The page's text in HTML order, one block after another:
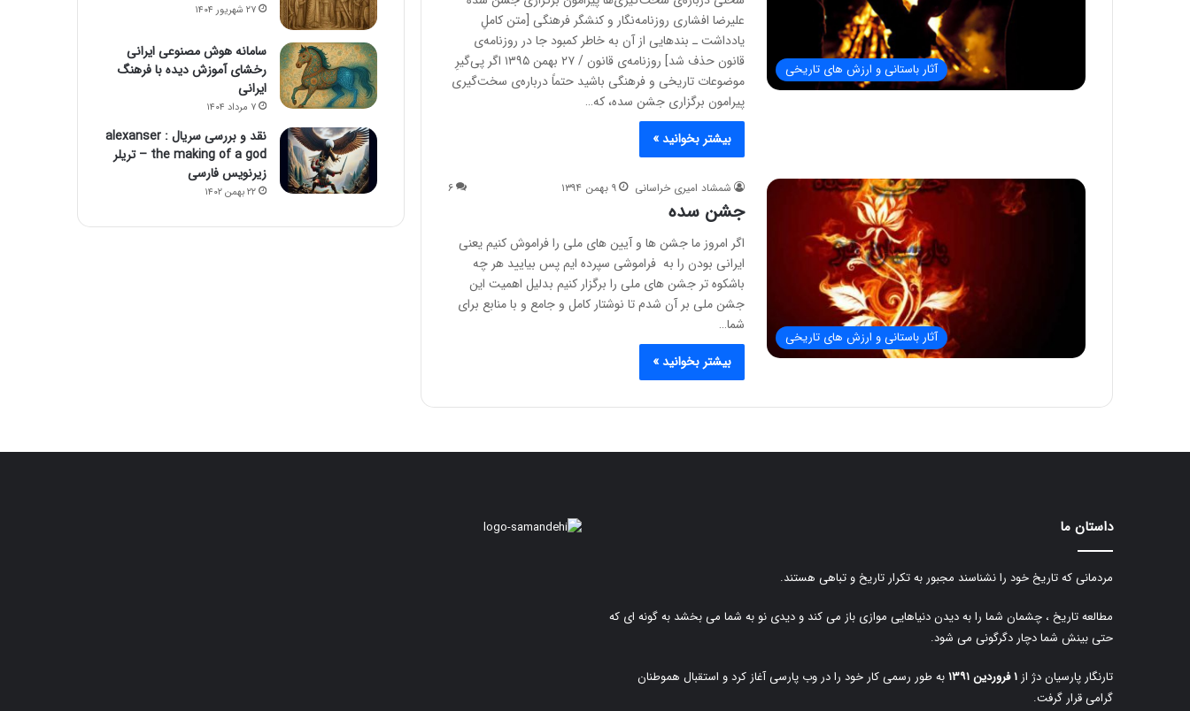
آثار باستانی و ارزش های تاریخی
علیرضا افشاری روزنامه‌نگار و کنشگر فرهنگی [متن کاملِ
یادداشت ـ بندهایی از آن به خاطر کمبود جا در روزنامه‌ی
قانون حذف شد] روزنامه‌ی قانون / ۲۷ بهمن ۱۳۹۵ اگر پی‌گیرِ
موضوعات تاریخی و فرهنگی باشید حتماً درباره‌ی سخت‌گیری
پیرامون برگزاری جشن سده، که…
بیشتر بخوانید »
آثار باستانی و ارزش های تاریخی
شمشاد امیری خراسانی ۹ بهمن ۱۳۹۴ ۶
جشن سده
اگر امروز ما جشن ها و آیین های ملی را فراموش کنیم یعنی
ایرانی بودن را به فراموشی سپرده ایم پس بیایید هر چه
باشکوه تر جشن های ملی را برگزار کنیم بدلیل اهمیت این
جشن ملی بر آن شدم تا نوشتار کامل و جامع و با منابع برای
شما…
بیشتر بخوانید »
۲۷ شهریور ۱۴۰۴
سامانه هوش مصنوعی ایرانی
رخشای آموزش دیده با فرهنگ
ایرانی
۷ مرداد ۱۴۰۴
نقد و بررسی سریال alexanser :
the making of a god – تریلر
زیرنویس فارسی
۲۲ بهمن ۱۴۰۲
داستان ما
مردمانی که تاریخ خود را نشناسند مجبور به تکرار تاریخ و تباهی هستند.
مطالعه تاریخ ، چشمان شما را به دیدن دنیاهایی موازی باز می کند و دیدی نو به شما می بخشد به گونه ای که
حتی بینش شما دچار دگرگونی می شود.
تارنگار پارسیان دژ از ۱ فروردین ۱۳۹۱
به طور رسمی کار خود را در وب پارسی آغاز کرد و استقبال هموطنان
گرامی قرار گرفت.